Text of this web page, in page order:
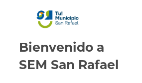
Bienvenido a
SEM San Rafael